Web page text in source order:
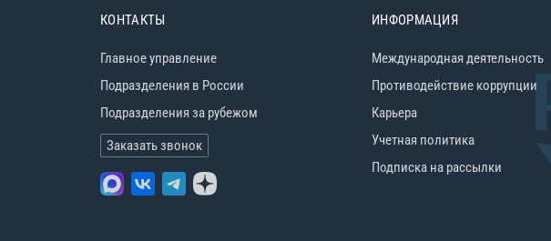
КОНТАКТЫ
Главное управление
Подразделения в России
Подразделения за рубежом
Заказать звонок
ИНФОРМАЦИЯ
Международная деятельность
Противодействие коррупции
Карьера
Учетная политика
Подписка на рассылки